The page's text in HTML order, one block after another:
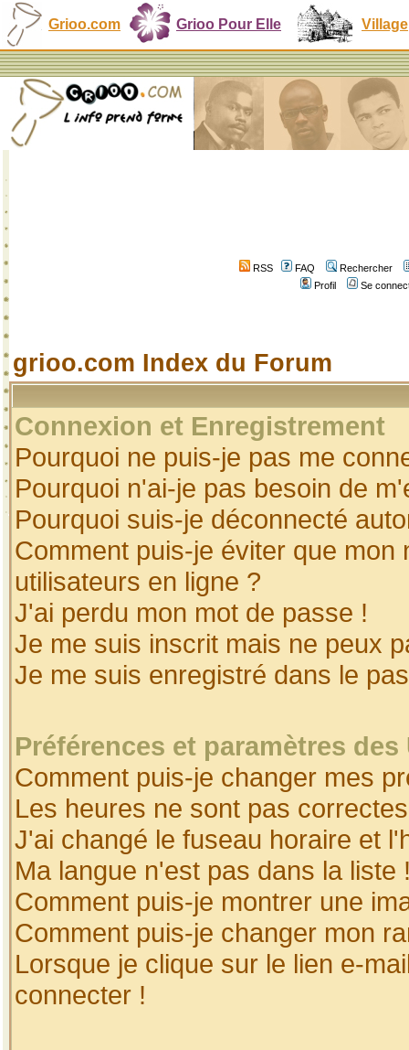
Grioo.com Grioo Pour Elle Village
RSS FAQ
Rechercher
Profil
Se
grioo.com Index du Forum
Connexion et Enregistrement
Pourquoi ne puis-je pas me
Pourquoi n'ai-je pas besoin de
Pourquoi suis-je déconnecté
Comment puis-je éviter que
utilisateurs en ligne ?
J'ai perdu mon mot de passe !
Je me suis inscrit mais ne peux
Je me suis enregistré dans le
Préférences et paramètres
Comment puis-je changer mes
Les heures ne sont pas
J'ai changé le fuseau horaire et
Ma langue n'est pas dans la liste
Comment puis-je montrer une
Comment puis-je changer mon
Lorsque je clique sur le lien e-
connecter !